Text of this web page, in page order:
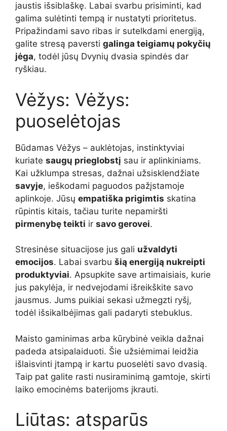
jaustis išsiblaškę. Labai svarbu prisiminti, kad
galima sulėtinti tempą ir nustatyti prioritetus.
Pripažindami savo ribas ir sutelkdami energiją,
galite stresą paversti galinga teigiamų pokyčių
jėga, todėl jūsų Dvynių dvasia spindės dar
ryškiau.
Vėžys: Vėžys:
puoselėtojas
Būdamas Vėžys – auklėtojas, instinktyviai
kuriate saugų prieglobstį sau ir aplinkiniams.
Kai užklumpa stresas, dažnai užsisklendžiate
savyje, ieškodami paguodos pažįstamoje
aplinkoje. Jūsų empatiška prigimtis skatina
rūpintis kitais, tačiau turite nepamiršti
pirmenybę teikti ir savo gerovei.
Stresinėse situacijose jus gali užvaldyti
emocijos. Labai svarbu šią energiją nukreipti
produktyviai. Apsupkite save artimaisiais, kurie
jus pakylėja, ir nedvejodami išreikškite savo
jausmus. Jums puikiai sekasi užmegzti ryšį,
todėl išsikalbėjimas gali padaryti stebuklus.
Maisto gaminimas arba kūrybinė veikla dažnai
padeda atsipalaiduoti. Šie užsiėmimai leidžia
išlaisvinti įtampą ir kartu puoselėti savo dvasią.
Taip pat galite rasti nusiraminimą gamtoje, skirti
laiko emocinėms baterijoms įkrauti.
Liūtas: atsparūs